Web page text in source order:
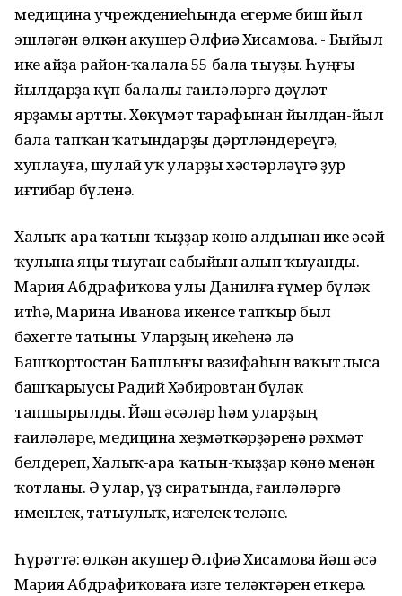
медицина учреждениеһында егерме биш йыл
эшләгән өлкән акушер Әлфиә Хисамова. - Быйыл
ике айҙа район-ҡалала 55 бала тыуҙы. Һуңғы
йылдарҙа күп балалы ғаиләләргә дәүләт
ярҙамы артты. Хөкүмәт тарафынан йылдан-йыл
бала тапҡан ҡатындарҙы дәртләндереүгә,
хуплауға, шулай уҡ уларҙы хәстәрләүгә ҙур
иғтибар бүленә.
Халыҡ-ара ҡатын-ҡыҙҙар көнө алдынан ике әсәй
ҡулына яңы тыуған сабыйын алып ҡыуанды.
Мария Абдрафиҡова улы Данилға ғүмер бүләк
итһә, Марина Иванова икенсе тапҡыр был
бәхетте татыны. Уларҙың икеһенә лә
Башҡортостан Башлығы вазифаһын ваҡытлыса
башҡарыусы Радий Хәбировтан бүләк
тапшырылды. Йәш әсәләр һәм уларҙың
ғаиләләре, медицина хеҙмәткәрҙәренә рәхмәт
белдереп, Халыҡ-ара ҡатын-ҡыҙҙар көнө менән
ҡотланы. Ә улар, үҙ сиратында, ғаиләләргә
именлек, татыулыҡ, изгелек теләне.
Һүрәттә: өлкән акушер Әлфиә Хисамова йәш әсә
Мария Абдрафиҡоваға изге теләктәрен еткерә.